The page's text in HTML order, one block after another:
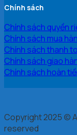
Chính sách
Chính sách quyền
Chính sách mua
Chính sách thanh
Chính sách giao
Chính sách hoàn
Copyright 2025 ©
reserved